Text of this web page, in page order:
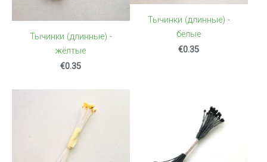
Тычинки (длинные) -
жёлтые
€0.35
Тычинки (длинные) -
белые
€0.35